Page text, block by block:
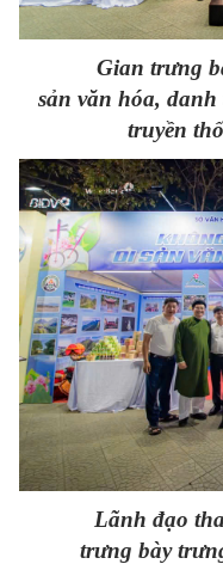
Gian trưng
sản văn hóa,
truyền
Lãnh đạo
trưng bày